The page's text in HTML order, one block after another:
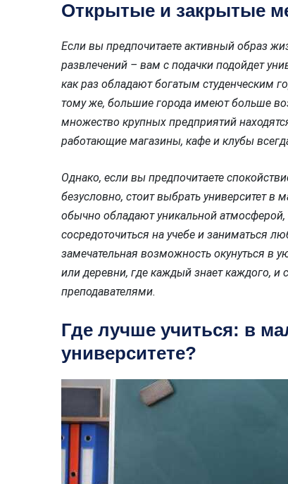
Открытые и закрытые
Если вы предпочитаете активный образ
развлечений – вам с подачки подойдет
как раз обладают богатым студенческим
тому же, большие города имеют больше
множество крупных предприятий
работающие магазины, кафе и клубы
Однако, если вы предпочитаете
безусловно, стоит выбрать университет в
обычно обладают уникальной
сосредоточиться на учебе и заниматься
замечательная возможность окунуться в
или деревни, где каждый знает каждого, и
преподавателями.
Где лучше учиться: в
университете?